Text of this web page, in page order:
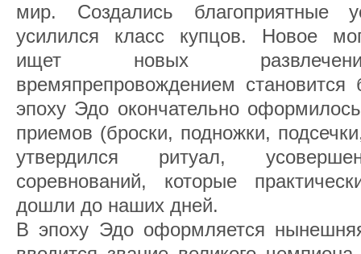
мир. Создались благоприятные
усилился класс купцов. Новое
ищет новых
времяпрепровождением
эпоху Эдо окончательно
приемов (броски, подножки,
утвердился ритуал,
соревнований, которые
дошли до наших дней.
В эпоху Эдо оформляется